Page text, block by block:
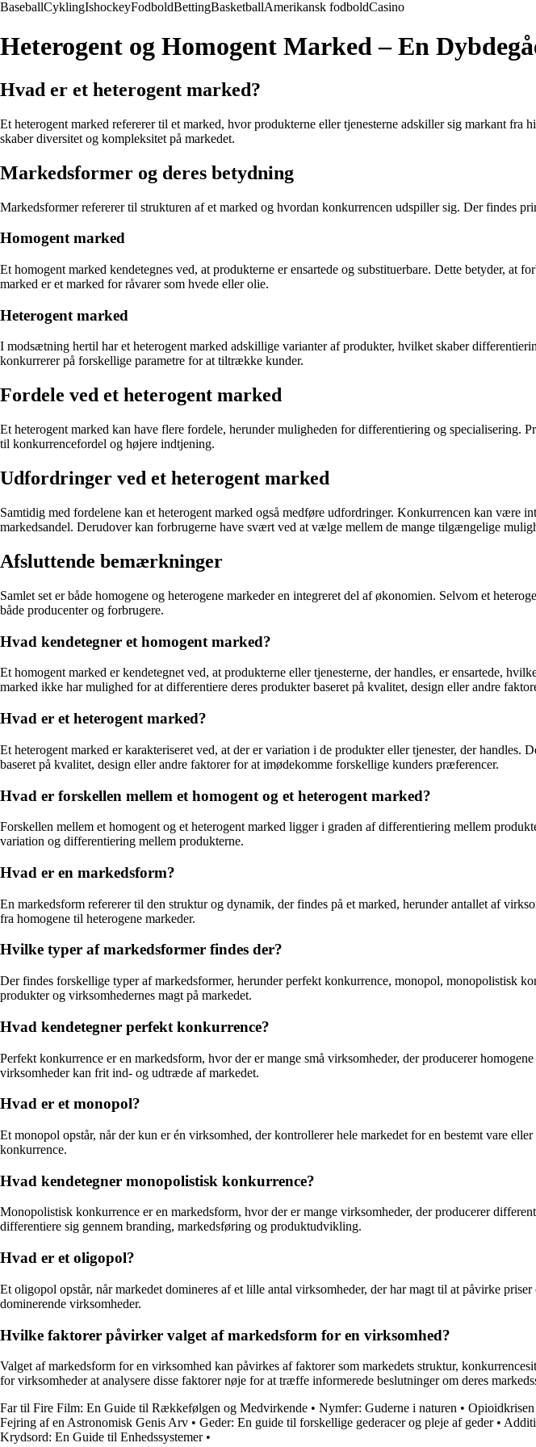
BaseballCyklingIshockeyFodboldBettingBasketballAmerikansk fodboldCasino
Heterogent og Homogent Marked – En
Hvad er et heterogent marked?
Et heterogent marked refererer til et marked, hvor produkterne eller tjenesterne adskiller sig markant
skaber diversitet og kompleksitet på markedet.
Markedsformer og deres betydning
Markedsformer refererer til strukturen af et marked og hvordan konkurrencen udspiller sig. Der findes
Homogent marked
Et homogent marked kendetegnes ved, at produkterne er ensartede og substituerbare. Dette betyder,
marked er et marked for råvarer som hvede eller olie.
Heterogent marked
I modsætning hertil har et heterogent marked adskillige varianter af produkter, hvilket skaber
konkurrerer på forskellige parametre for at tiltrække kunder.
Fordele ved et heterogent marked
Et heterogent marked kan have flere fordele, herunder muligheden for differentiering og
til konkurrencefordel og højere indtjening.
Udfordringer ved et heterogent marked
Samtidig med fordelene kan et heterogent marked også medføre udfordringer. Konkurrencen kan
markedsandel. Derudover kan forbrugerne have svært ved at vælge mellem de mange tilgængelige
Afsluttende bemærkninger
Samlet set er både homogene og heterogene markeder en integreret del af økonomien. Selvom et
både producenter og forbrugere.
Hvad kendetegner et homogent marked?
Et homogent marked er kendetegnet ved, at produkterne eller tjenesterne, der handles, er ensartede,
marked ikke har mulighed for at differentiere deres produkter baseret på kvalitet, design eller andre
Hvad er et heterogent marked?
Et heterogent marked er karakteriseret ved, at der er variation i de produkter eller tjenester, der
baseret på kvalitet, design eller andre faktorer for at imødekomme forskellige kunders præferencer.
Hvad er forskellen mellem et homogent og et heterogent marked?
Forskellen mellem et homogent og et heterogent marked ligger i graden af differentiering mellem
variation og differentiering mellem produkterne.
Hvad er en markedsform?
En markedsform refererer til den struktur og dynamik, der findes på et marked, herunder antallet af
fra homogene til heterogene markeder.
Hvilke typer af markedsformer findes der?
Der findes forskellige typer af markedsformer, herunder perfekt konkurrence, monopol, monopolistisk
produkter og virksomhedernes magt på markedet.
Hvad kendetegner perfekt konkurrence?
Perfekt konkurrence er en markedsform, hvor der er mange små virksomheder, der producerer
virksomheder kan frit ind- og udtræde af markedet.
Hvad er et monopol?
Et monopol opstår, når der kun er én virksomhed, der kontrollerer hele markedet for en bestemt vare
konkurrence.
Hvad kendetegner monopolistisk konkurrence?
Monopolistisk konkurrence er en markedsform, hvor der er mange virksomheder, der producerer
differentiere sig gennem branding, markedsføring og produktudvikling.
Hvad er et oligopol?
Et oligopol opstår, når markedet domineres af et lille antal virksomheder, der har magt til at påvirke
dominerende virksomheder.
Hvilke faktorer påvirker valget af markedsform for en virksomhed?
Valget af markedsform for en virksomhed kan påvirkes af faktorer som markedets struktur,
for virksomheder at analysere disse faktorer nøje for at træffe informerede beslutninger om deres
Far til Fire Film: En Guide til Rækkefølgen og Medvirkende • Nymfer: Guderne i naturen •
Fejring af en Astronomisk Genis Arv • Geder: En guide til forskellige gederacer og pleje af geder•
Krydsord: En Guide til Enhedssystemer•